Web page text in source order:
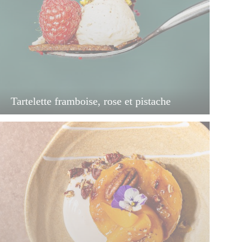
Tartelette framboise, rose et pistache